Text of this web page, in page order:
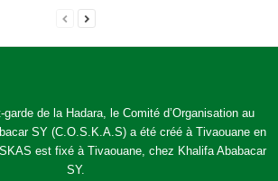
garde de la Hadara, le Comité d’Organisation au
SY (C.O.S.K.A.S) a été créé à Tivaouane en
est fixé à Tivaouane, chez Khalifa Ababacar
SY.